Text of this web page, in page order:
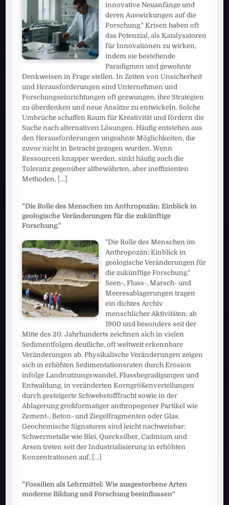
innovative Neuanfänge und
deren Auswirkungen auf die
Forschung." Krisen haben oft
das Potenzial, als Katalysatoren
für Innovationen zu wirken,
indem sie bestehende
Paradigmen und gewohnte
Denkweisen in Frage stellen. In Zeiten von Unsicherheit
und Herausforderungen sind Unternehmen und
Forschungseinrichtungen oft gezwungen, ihre Strategien
zu überdenken und neue Ansätze zu entwickeln. Solche
Umbrüche schaffen Raum für Kreativität und fördern die
Suche nach alternativen Lösungen. Häufig entstehen aus
den Herausforderungen ungeahnte Möglichkeiten, die
zuvor nicht in Betracht gezogen wurden. Wenn
Ressourcen knapper werden, sinkt häufig auch die
Toleranz gegenüber altbewährten, aber ineffizienten
Methoden.
[...]
"Die Rolle des Menschen im Anthropozän: Einblick in
geologische Veränderungen für die zukünftige
Forschung."
"Die Rolle des Menschen im
Anthropozän: Einblick in
geologische Veränderungen für
die zukünftige Forschung."
Seen-, Fluss-, Marsch- und
Meeresablagerungen tragen
ein dichtes Archiv
menschlicher Aktivitäten: ab
1900 und besonders seit der
Mitte des 20. Jahrhunderts zeichnen sich in vielen
Sedimentfolgen deutliche, oft weltweit erkennbare
Veränderungen ab. Physikalische Veränderungen zeigen
sich in erhöhten Sedimentationsraten durch Erosion
infolge Landnutzungswandel, Flussbegradigungen und
Entwaldung, in veränderten Korngrößenverteilungen
durch gesteigerte Schwebstofffracht sowie in der
Ablagerung großformatiger anthropogener Partikel wie
Zement-, Beton- und Ziegelfragmenten oder Glas.
Geochemische Signaturen sind leicht nachweisbar:
Schwermetalle wie Blei, Quecksilber, Cadmium und
Arsen treten seit der Industrialisierung in erhöhten
Konzentrationen auf,
[...]
"Fossilien als Lehrmittel: Wie ausgestorbene Arten
moderne Bildung und Forschung beeinflussen"